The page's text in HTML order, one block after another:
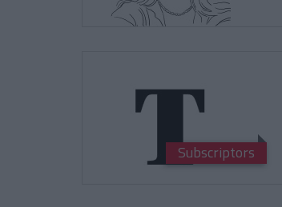
Subscriptors